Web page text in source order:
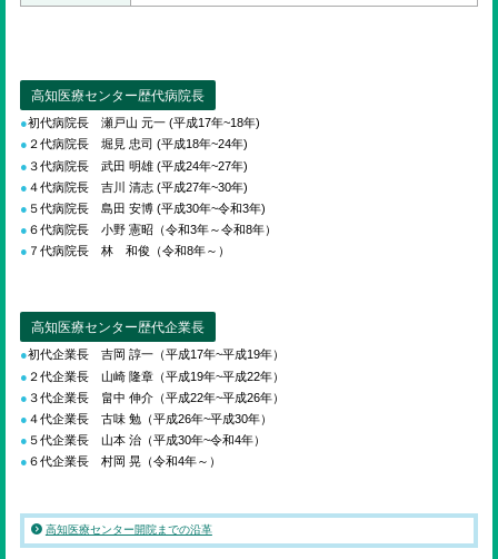
高知医療センター歴代病院長
初代病院長 瀬戸山 元一 (平成17年~18年)
２代病院長 堀見 忠司 (平成18年~24年)
３代病院長 武田 明雄 (平成24年~27年)
４代病院長 吉川 清志 (平成27年~30年)
５代病院長 島田 安博 (平成30年~令和3年)
６代病院長 小野 憲昭（令和3年～令和8年）
７代病院長 林 和俊（令和8年～）
高知医療センター歴代企業長
初代企業長 吉岡 諄一（平成17年~平成19年）
２代企業長 山崎 隆章（平成19年~平成22年）
３代企業長 畠中 伸介（平成22年~平成26年）
４代企業長 古味 勉（平成26年~平成30年）
５代企業長 山本 治（平成30年~令和4年）
６代企業長 村岡 晃（令和4年～）
高知医療センター開院までの沿革